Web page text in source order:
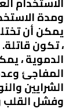
ومدة
يمكن أن
، تكون
الدموية ،
المفاجئ
الشرايين
وفشل القلب